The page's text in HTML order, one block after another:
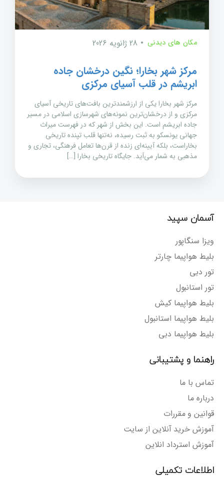
مکان های دیدنی 28 ژانویه 2026
مرکز شهر بخارا؛ نگین درخشان جاده
ابریشم در قلب آسیای مرکزی
مرکز شهر بخارا یکی از ارزشمندترین بافت‌های تاریخی آسیای
مرکزی و از درخشان‌ترین نمونه‌های شهرسازی اسلامی در مسیر
جاده ابریشم است. این بخش از شهر که در فهرست میراث
جهانی یونسکو به ثبت رسیده، نه‌تنها قلب تپنده تاریخی
بخاراست، بلکه آیینه‌ای زنده از قرن‌ها تعامل فرهنگی، تجاری و
مذهبی به شمار می‌آید. جایگاه تاریخی بخارا […]
آسمان سپید
ویزا سنگاپور
بلیط هواپیما چارتر
تور دبی
تور استانبول
بلیط هواپیما کیش
بلیط هواپیما استانبول
بلیط هواپیما دبی
راهنما و پشتیبانی
تماس با ما
درباره ما
قوانین و مقررات
آموزش خرید آنلاین از سایت
آموزش استرداد انلاین
اطلاعات تکمیلی